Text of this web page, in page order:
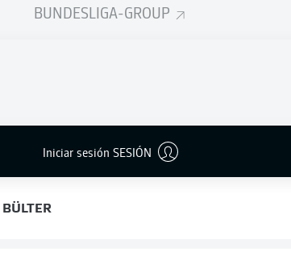
BUNDESLIGA-GROUP
Iniciar sesión SESIÓN
BÜLTER